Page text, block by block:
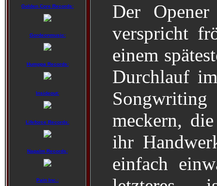
Golden Core Records:
Gordeonmusic:
Humppa Records:
Insideout:
Lifeforce Records:
Napalm Records:
Pain Inc.:
Der
verspricht
einem
Durchlauf
meckern,
ihr
einfach